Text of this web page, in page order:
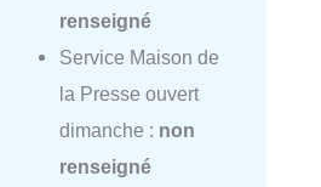
renseigné
Service Maison de
la Presse ouvert
dimanche : non
renseigné